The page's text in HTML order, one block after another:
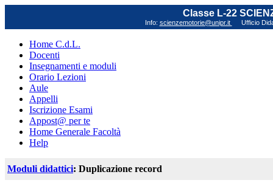
Classe L-22
Info: scienzemotorie@unipr.it Ufficio
Home C.d.L.
Docenti
Insegnamenti e moduli
Orario Lezioni
Aule
Appelli
Iscrizione Esami
Appost@ per te
Home Generale Facoltà
Help
Moduli didattici: Duplicazione record